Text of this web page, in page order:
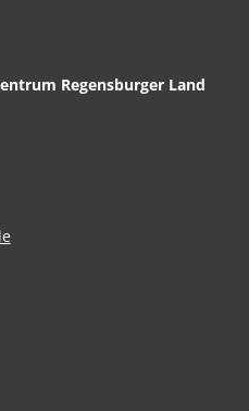
Regensburger Land